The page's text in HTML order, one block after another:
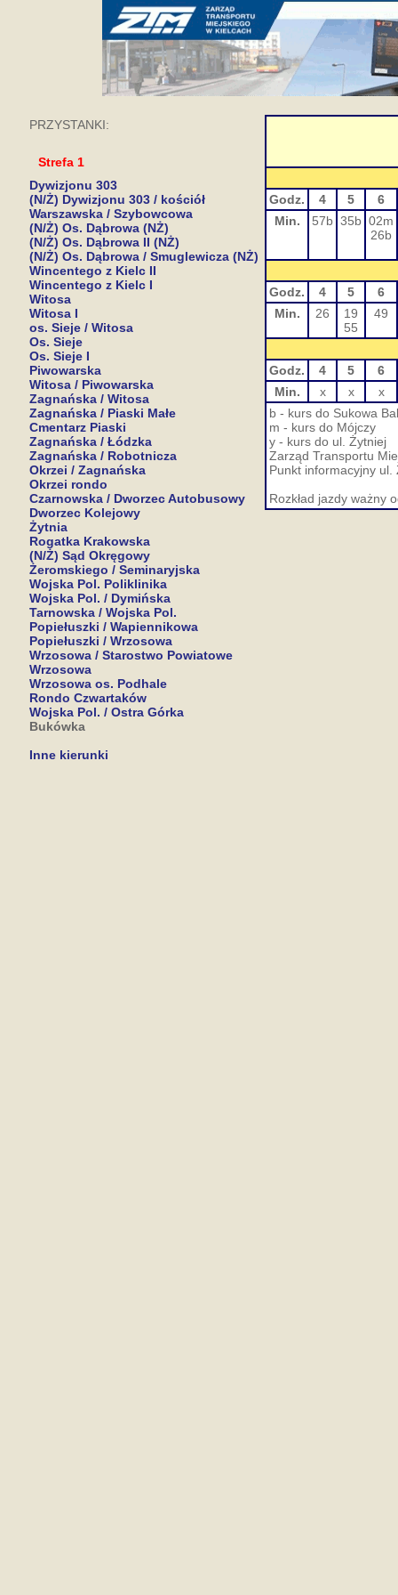
PRZYSTANKI:
Strefa 1
Dywizjonu 303
(N/Ż) Dywizjonu 303 / kościół
Warszawska / Szybowcowa
(N/Ż) Os. Dąbrowa (NŻ)
(N/Ż) Os. Dąbrowa II (NŻ)
(N/Ż) Os. Dąbrowa / Smuglewicza (NŻ)
Wincentego z Kielc II
Wincentego z Kielc I
Witosa
Witosa I
os. Sieje / Witosa
Os. Sieje
Os. Sieje I
Piwowarska
Witosa / Piwowarska
Zagnańska / Witosa
Zagnańska / Piaski Małe
Cmentarz Piaski
Zagnańska / Łódzka
Zagnańska / Robotnicza
Okrzei / Zagnańska
Okrzei rondo
Czarnowska / Dworzec Autobusowy
Dworzec Kolejowy
Żytnia
Rogatka Krakowska
(N/Ż) Sąd Okręgowy
Żeromskiego / Seminaryjska
Wojska Pol. Poliklinika
Wojska Pol. / Dymińska
Tarnowska / Wojska Pol.
Popiełuszki / Wapiennikowa
Popiełuszki / Wrzosowa
Wrzosowa / Starostwo Powiatowe
Wrzosowa
Wrzosowa os. Podhale
Rondo Czwartaków
Wojska Pol. / Ostra Górka
Bukówka
Inne kierunki
Godz. 4 5
6
Min.
57b 35b 02m
26b
Godz. 4 5
6
Min.
26
19
55
49
Godz. 4 5
6
Min.
x x
x
b - kurs do Sukowa
m - kurs do Mójczy
y - kurs do ul. Żytniej
Zarząd Transportu
Punkt informacyjny
Rozkład jazdy ważny